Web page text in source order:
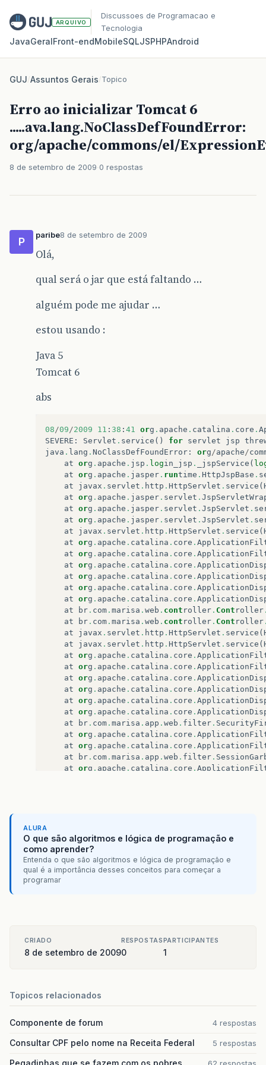
ARQUIVO
Discussoes de Programacao e
Tecnologia
JavaGeralFront‑endMobileSQLJSPHPAndroid
GUJ/Assuntos Gerais/Topico
Erro ao inicializar Tomcat 6
.....ava.lang.NoClassDefFoundError:
org/apache/commons/el/
8 de setembro de 2009 0 respostas
P
paribe8 de setembro de 2009
Olá,
qual será o jar que está faltando …
alguém pode me ajudar …
estou usando :
Java 5
Tomcat 6
abs
08 /09 /2009 11 : 38 : 41 org . apache . catalina . core .
SEVERE : Servlet . service () for servlet jsp
java . lang . NoClassDefFoundError : org /apache /
at org . apache . jsp . login_jsp . _jspService (
at org . apache . jasper . runtime . HttpJspBase .
at
javax . servlet . http . HttpServlet . service (
at org . apache . jasper . servlet .
at org . apache . jasper . servlet . JspServlet .
at org . apache . jasper . servlet . JspServlet .
at
javax . servlet . http . HttpServlet . service (
at org . apache . catalina . core .
at org . apache . catalina . core .
at org . apache . catalina . core .
at org . apache . catalina . core .
at org . apache . catalina . core .
at org . apache . catalina . core .
at
br . com . marisa . web . cont roller . Cont roller
at
br . com . marisa . web . cont roller . Cont roller
at
javax . servlet . http . HttpServlet . service (
at
javax . servlet . http . HttpServlet . service (
at org . apache . catalina . core .
at org . apache . catalina . core .
at org . apache . catalina . core .
at org . apache . catalina . core .
at org . apache . catalina . core .
at org . apache . catalina . core .
at
br . com . marisa . app . web . filter .
at org . apache . catalina . core .
at org . apache . catalina . core .
at
br . com . marisa . app . web . filter .
at org . apache . catalina . core .
at org.apache .catalina.core.
at org.
at org .apache. coyote. http11.
at org. apache .coyote. http11.
ALURA
O que são algoritmos e lógica de programação e
como aprender?
Entenda o que são algoritmos e lógica de programação e
qual é a importância desses conceitos para começar a
programar
CRIADO
8 de setembro de 2009
RESPOSTAS
0
PARTICIPANTES
1
Topicos relacionados
Componente de forum 4 respostas
Consultar CPF pelo nome na Receita Federal 5 respostas
Pegadinhas que se fazem com os pobres 62 respostas